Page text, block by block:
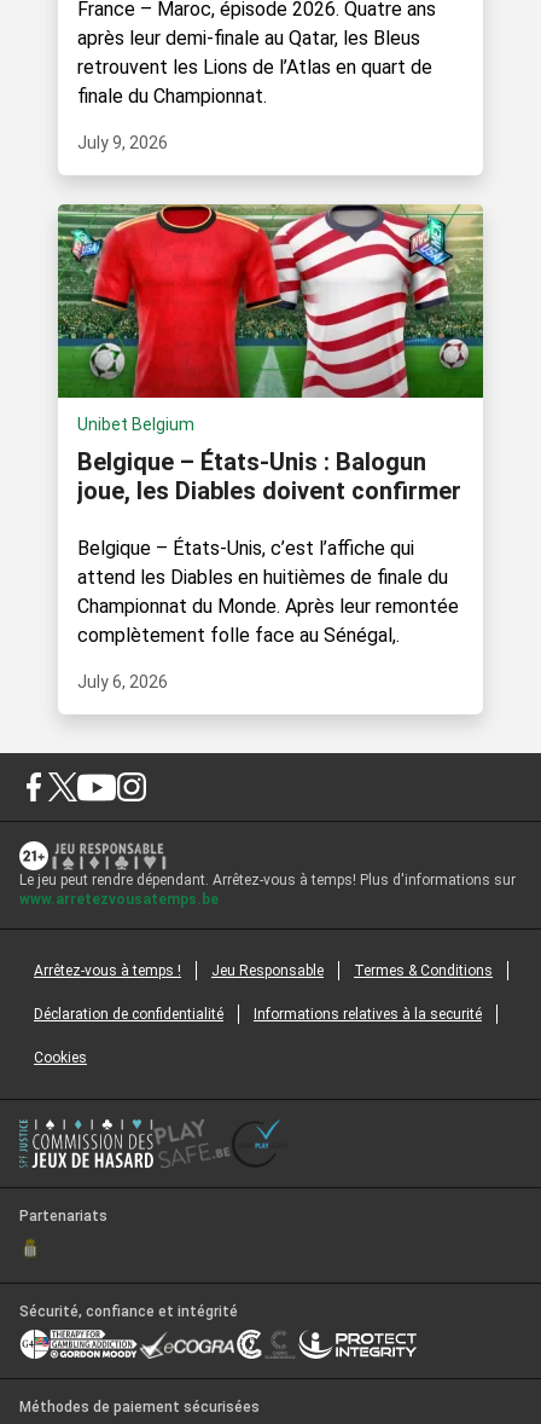
France – Maroc, épisode 2026. Quatre ans
après leur demi-finale au Qatar, les Bleus
retrouvent les Lions de l’Atlas en quart de
finale du Championnat.
July 9, 2026
Unibet Belgium
Belgique – États-Unis : Balogun
joue, les Diables doivent confirmer
Belgique – États-Unis, c’est l’affiche qui
attend les Diables en huitièmes de finale du
Championnat du Monde. Après leur remontée
complètement folle face au Sénégal,.
July 6, 2026
Le jeu peut rendre dépendant. Arrêtez-vous à temps! Plus d'informations sur
www.arretezvousatemps.be
Arrêtez-vous à temps ! Jeu Responsable Termes & Conditions
Déclaration de confidentialité Informations relatives à la securité
Cookies
Partenariats
Sécurité, confiance et intégrité